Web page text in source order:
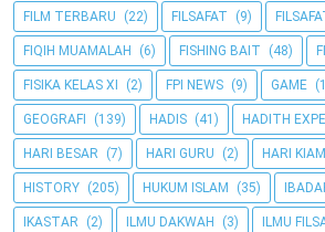
FILM TERBARU (22) FILSAFAT (9)
FIQIH MUAMALAH (6) FISHING BAIT (48)
FISIKA KELAS XI (2) FPI NEWS (9) GAME
GEOGRAFI (139) HADIS (41) HADITH
HARI BESAR (7) HARI GURU (2) HARI
HISTORY (205) HUKUM ISLAM (35)
IKASTAR (2) ILMU DAKWAH (3) ILMU